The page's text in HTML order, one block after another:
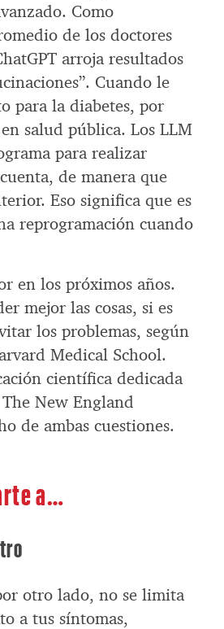
Como
de los doctores
arroja resultados
Cuando le
para la diabetes, por
salud pública. Los LLM
para realizar
de manera que
Eso significa que es
reprogramación cuando
en los próximos años.
mejor las cosas, si es
los problemas, según
Medical School.
científica dedicada
New England
de ambas cuestiones.
a…
otro lado, no se limita
a tus síntomas,